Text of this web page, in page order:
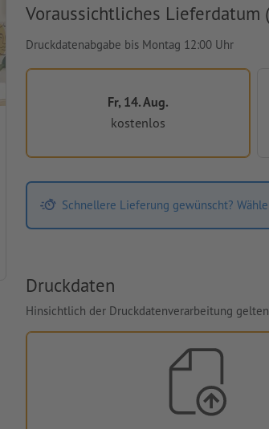
Voraussichtliches Lieferdatum
Druckdatenabgabe bis Montag 12:00 Uhr
Fr, 14. Aug.
kostenlos
Schnellere Lieferung gewünscht?
Druckdaten
Hinsichtlich der Druckdatenverarbeitung